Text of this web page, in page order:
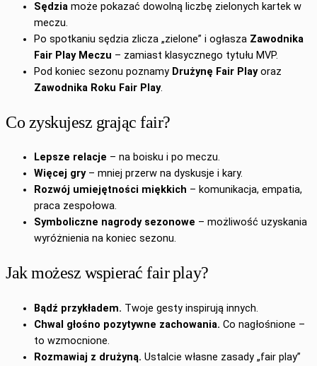
Sędzia może pokazać dowolną liczbę zielonych kartek w
meczu.
Po spotkaniu sędzia zlicza „zielone” i ogłasza Zawodnika
Fair Play Meczu – zamiast klasycznego tytułu MVP.
Pod koniec sezonu poznamy Drużynę Fair Playoraz
Zawodnika Roku Fair Play.
Co zyskujesz grając fair?
Lepsze relacje – na boisku i po meczu.
Więcej gry– mniej przerw na dyskusje i kary.
Rozwój umiejętności miękkich – komunikacja, empatia,
praca zespołowa.
Symboliczne nagrody sezonowe – możliwość uzyskania
wyróżnienia na koniec sezonu.
Jak możesz wspierać fair play?
Bądź przykładem. Twoje gesty inspirują innych.
Chwal głośno pozytywne zachowania. Co nagłośnione –
to wzmocnione.
Rozmawiaj z drużyną. Ustalcie własne zasady „fair play”